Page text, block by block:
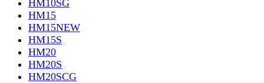
HM10SG
HM15
HM15NEW
HM15S
HM20
HM20S
HM20SCG